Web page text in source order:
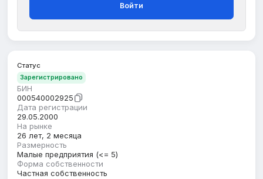
Войти
Статус
Зарегистрировано
БИН
000540002925
Дата регистрации
29.05.2000
На рынке
26 лет, 2 месяца
Размерность
Малые предприятия (<= 5)
Форма собственности
Частная собственность